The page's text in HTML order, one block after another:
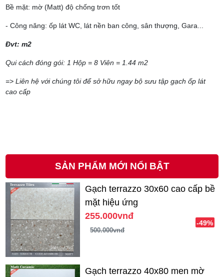
Bề mặt: mờ (Matt) độ chống trơn tốt
- Công năng: ốp lát WC, lát nền ban công, sân thượng, Gara...
Đvt: m2
Qui cách đóng gói: 1 Hộp = 8 Viên = 1.44 m2
=> Liên hệ với chúng tôi để sở hữu ngay bộ sưu tập gạch ốp lát
cao cấp
SẢN PHẨM MỚI NỔI BẬT
Gạch terrazzo 30x60 cao cấp bề
mặt hiệu ứng
255.000vnđ
500.000vnđ
-49%
Gạch terrazzo 40x80 men mờ